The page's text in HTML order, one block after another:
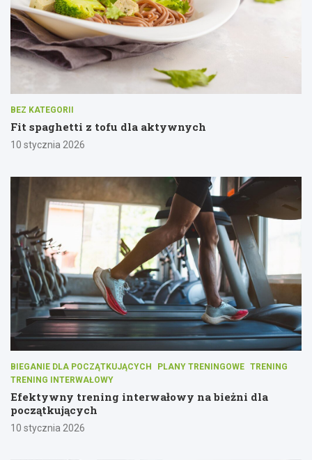
BEZ KATEGORII
Fit spaghetti z tofu dla aktywnych
10 stycznia 2026
BIEGANIE DLA POCZĄTKUJĄCYCH PLANY TRENINGOWE TRENING
TRENING INTERWAŁOWY
Efektywny trening interwałowy na bieżni dla
początkujących
10 stycznia 2026